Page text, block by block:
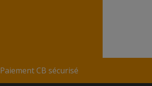
Paiement CB sécurisé